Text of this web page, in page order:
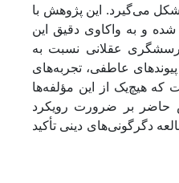
می‌گیرد. این پژوهش با
و به واکاوی دقیق این
پرسشگری عقلانی نسبت به
عاطفی، تجربه‌های
که هیچ‌یک از این مؤلفه‌ها
حاضر بر ضرورت رویکرد
دگرگونی‌های دینی تأکید